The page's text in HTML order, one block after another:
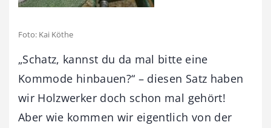
Foto: Kai Köthe
„Schatz, kannst du da mal bitte eine
Kommode hinbauen?“ – diesen Satz haben
wir Holzwerker doch schon mal gehört!
Aber wie kommen wir eigentlich von der